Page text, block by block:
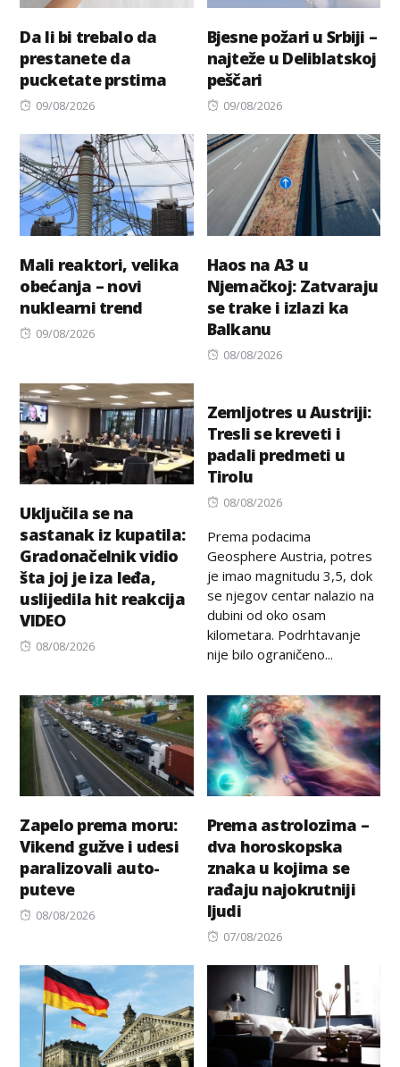
Da li bi trebalo da
prestanete da
pucketate prstima
Posted
09/08/2026
Bjesne požari u Srbiji –
najteže u Deliblatskoj
peščari
Posted
09/08/2026
Mali reaktori, velika
obećanja – novi
nuklearni trend
Posted
09/08/2026
Haos na A3 u
Njemačkoj: Zatvaraju
se trake i izlazi ka
Balkanu
Posted
08/08/2026
Uključila se na
sastanak iz kupatila:
Gradonačelnik vidio
šta joj je iza leđa,
uslijedila hit reakcija
VIDEO
Posted
08/08/2026
Zemljotres u Austriji:
Tresli se kreveti i
padali predmeti u
Tirolu
Posted
08/08/2026
Prema podacima
Geosphere Austria, potres
je imao magnitudu 3,5, dok
se njegov centar nalazio na
dubini od oko osam
kilometara. Podrhtavanje
nije bilo ograničeno...
Zapelo prema moru:
Vikend gužve i udesi
paralizovali auto-
puteve
Posted
08/08/2026
Prema astrolozima –
dva horoskopska
znaka u kojima se
rađaju najokrutniji
ljudi
Posted
07/08/2026